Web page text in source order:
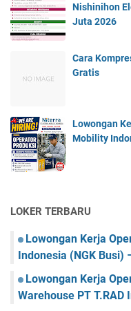
Nishinihon
Juta 2026
Cara
Gratis
Lowongan
Mobility
LOKER TERBARU
Lowongan Kerja
Indonesia (NGK Busi)
Lowongan Kerja
Warehouse PT